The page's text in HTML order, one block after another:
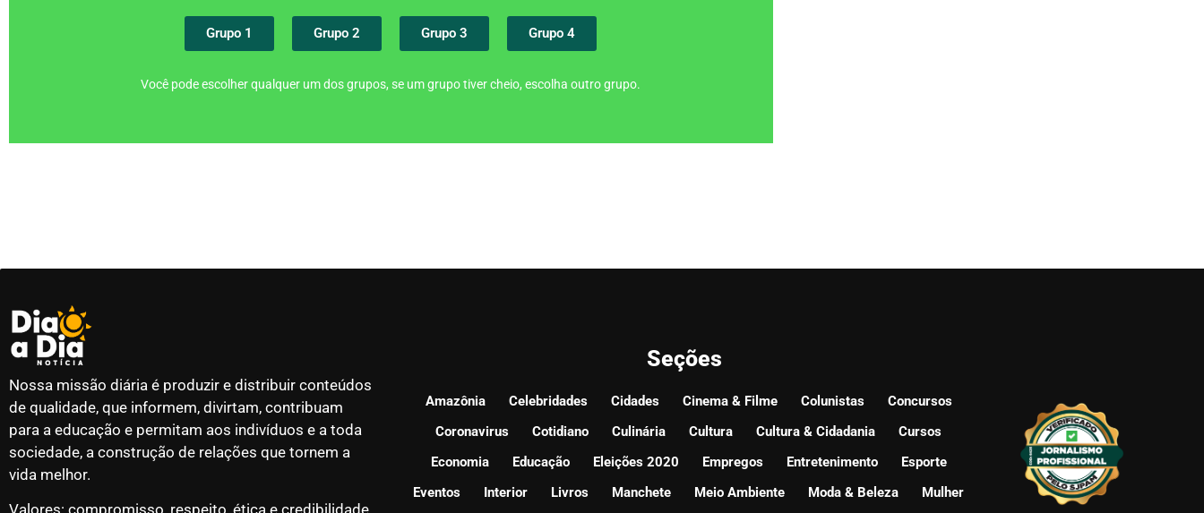
Grupo 1 Grupo 2 Grupo 3 Grupo 4
Você pode escolher qualquer um dos grupos, se um grupo tiver cheio, escolha outro grupo.
Nossa missão diária é produzir e distribuir conteúdos
de qualidade, que informem, divirtam, contribuam
para a educação e permitam aos indivíduos e a toda
sociedade, a construção de relações que tornem a
vida melhor.
Seções
Amazônia Celebridades Cidades Cinema & Filme Colunistas
Concursos
Coronavirus
Cotidiano Culinária Cultura Cultura & Cidadania
Cursos
Economia
Educação Eleições 2020 Empregos Entretenimento
Esporte
Eventos
Interior Livros Manchete Meio Ambiente Moda & Beleza Mulher